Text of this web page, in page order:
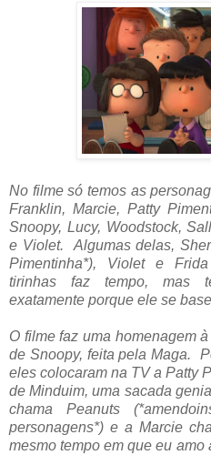
No filme só temos as
Franklin, Marcie, Patty
Snoopy, Lucy, Woodstock,
e Violet. Algumas delas,
Pimentinha*), Violet e
tirinhas faz tempo, mas
exatamente porque ele se
O filme faz uma homenagem
de Snoopy, feita pela Maga.
eles colocaram na TV a Patty
de Minduim, uma sacada
chama Peanuts
personagens*) e a Marcie
mesmo tempo em que eu amo